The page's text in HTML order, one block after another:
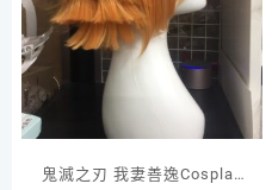
鬼滅之刃 我妻善逸Cosplay